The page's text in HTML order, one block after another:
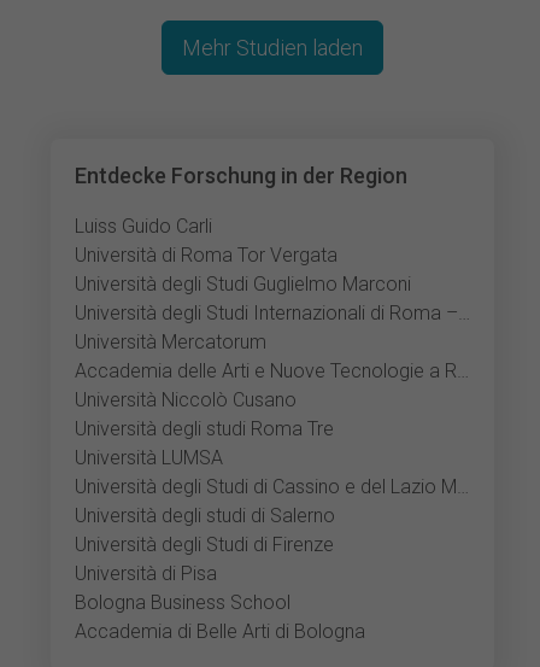
Entdecke Forschung in der Region
Luiss Guido Carli
Università di Roma Tor Vergata
Università degli Studi Guglielmo Marconi
Università degli Studi Internazionali di Roma – UNINT
Università Mercatorum
Accademia delle Arti e Nuove Tecnologie a Roma
Università Niccolò Cusano
Università degli studi Roma Tre
Università LUMSA
Università degli Studi di Cassino e del Lazio Meridionale
Università degli studi di Salerno
Università degli Studi di Firenze
Università di Pisa
Bologna Business School
Accademia di Belle Arti di Bologna
Mehr Studien laden